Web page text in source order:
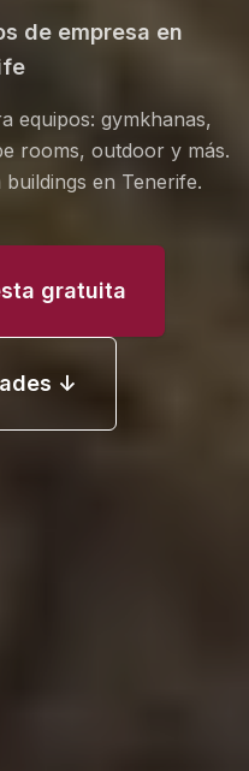
de empresa en
equipos: gymkhanas,
rooms, outdoor y más.
en Tenerife.
gratuita
↓